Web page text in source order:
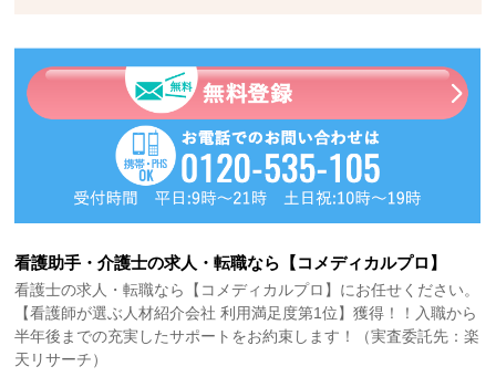
看護助手・介護士の求人・転職なら【コメディカルプロ】
看護士の求人・転職なら【コメディカルプロ】にお任せください。
【看護師が選ぶ人材紹介会社 利用満足度第1位】獲得！！入職から
半年後までの充実したサポートをお約束します！（実査委託先：楽
天リサーチ）